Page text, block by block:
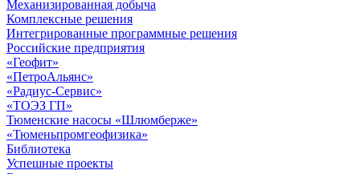
Механизированная добыча
Комплексные решения
Интегрированные программные решения
Российские предприятия
«Геофит»
«ПетроАльянс»
«Радиус-Сервис»
«ТОЭЗ ГП»
Тюменские насосы «Шлюмберже»
«Тюменьпромгеофизика»
Библиотека
Успешные проекты